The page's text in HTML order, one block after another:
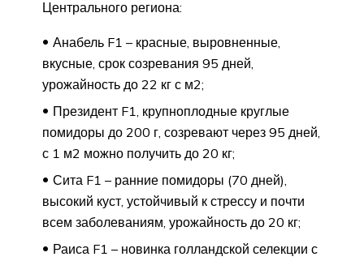
Центрального региона:
Анабель F1 – красные, выровненные,
вкусные, срок созревания 95 дней,
урожайность до 22 кг с м2;
Президент F1, крупноплодные круглые
помидоры до 200 г, созревают через 95 дней,
с 1 м2 можно получить до 20 кг;
Сита F1 – ранние помидоры (70 дней),
высокий куст, устойчивый к стрессу и почти
всем заболеваниям, урожайность до 20 кг;
Раиса F1 – новинка голландской селекции с